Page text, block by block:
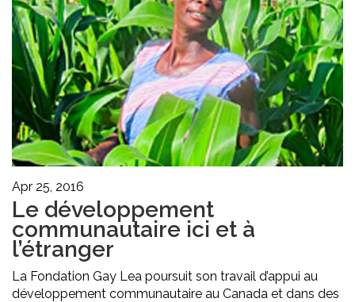
Apr 25, 2016
Le développement
communautaire ici et à
l’étranger
La Fondation Gay Lea poursuit son travail d’appui au
développement communautaire au Canada et dans des